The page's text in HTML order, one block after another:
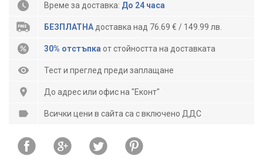
Време за доставка: До 24 часа
БЕЗПЛАТНА доставка над 76.69 € / 149.99 лв.
30% отстъпка от стойността на доставката
Тест и преглед преди заплащане
До адрес или офис на "Еконт"
Всички цени в сайта са с включено ДДС